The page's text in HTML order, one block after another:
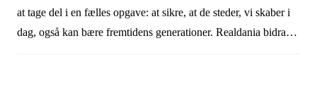
at tage del i en fælles opgave: at sikre, at de steder, vi skaber i
dag, også kan bære fremtidens generationer. Realdania bidrager